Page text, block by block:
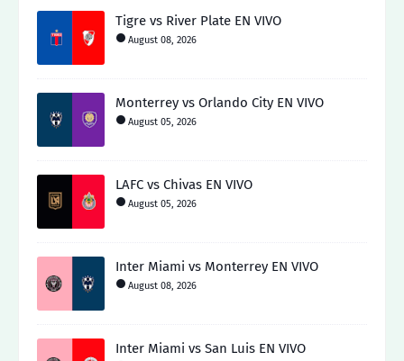
Tigre vs River Plate EN VIVO
August 08, 2026
Monterrey vs Orlando City EN VIVO
August 05, 2026
LAFC vs Chivas EN VIVO
August 05, 2026
Inter Miami vs Monterrey EN VIVO
August 08, 2026
Inter Miami vs San Luis EN VIVO